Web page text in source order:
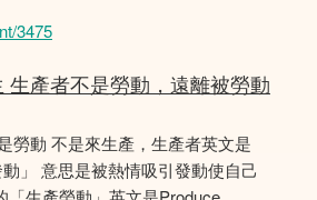
3475
生產者不是勞動，遠離被勞動
勞動 不是來生產，生產者英文是
」 意思是被熱情吸引發動使自己